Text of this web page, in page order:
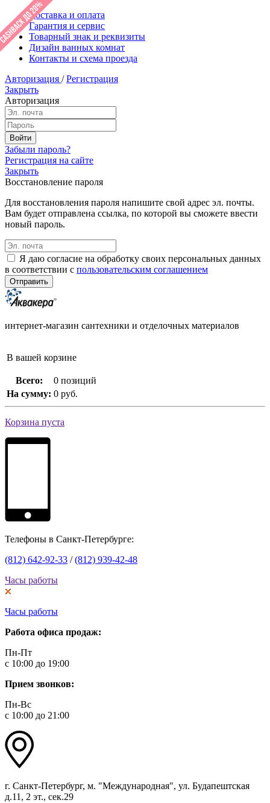
Доставка и оплата
Гарантия и сервис
Товарный знак и реквизиты
Дизайн ванных комнат
Контакты и схема проезда
Авторизация / Регистрация
Закрыть
Авторизация
Забыли пароль?
Регистрация на сайте
Закрыть
Восстановление пароля
Для восстановления пароля напишите свой адрес эл. почты.
Вам будет отправлена ссылка, по которой вы сможете ввести
новый пароль.
Я даю согласие на обработку своих персональных данных
в соответствии с пользовательским соглашением
интернет-магазин сантехники и отделочных материалов
В вашей корзине
Всего:
0 позиций
На сумму: 0 руб.
Корзина пуста
Телефоны в Санкт-Петербурге:
(812) 642-92-33 /(812) 939-42-48
Часы работы
Часы работы
Работа офиса продаж:
Пн-Пт
с 10:00 до 19:00
Прием звонков:
Пн-Вс
с 10:00 до 21:00
г. Санкт-Петербург, м. "Международная", ул. Будапештская
д.11, 2 эт., сек.29